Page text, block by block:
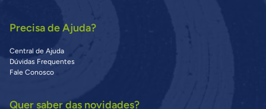
Precisa de Ajuda?
Central de Ajuda
Dúvidas Frequentes
Fale Conosco
Quer saber das novidades?